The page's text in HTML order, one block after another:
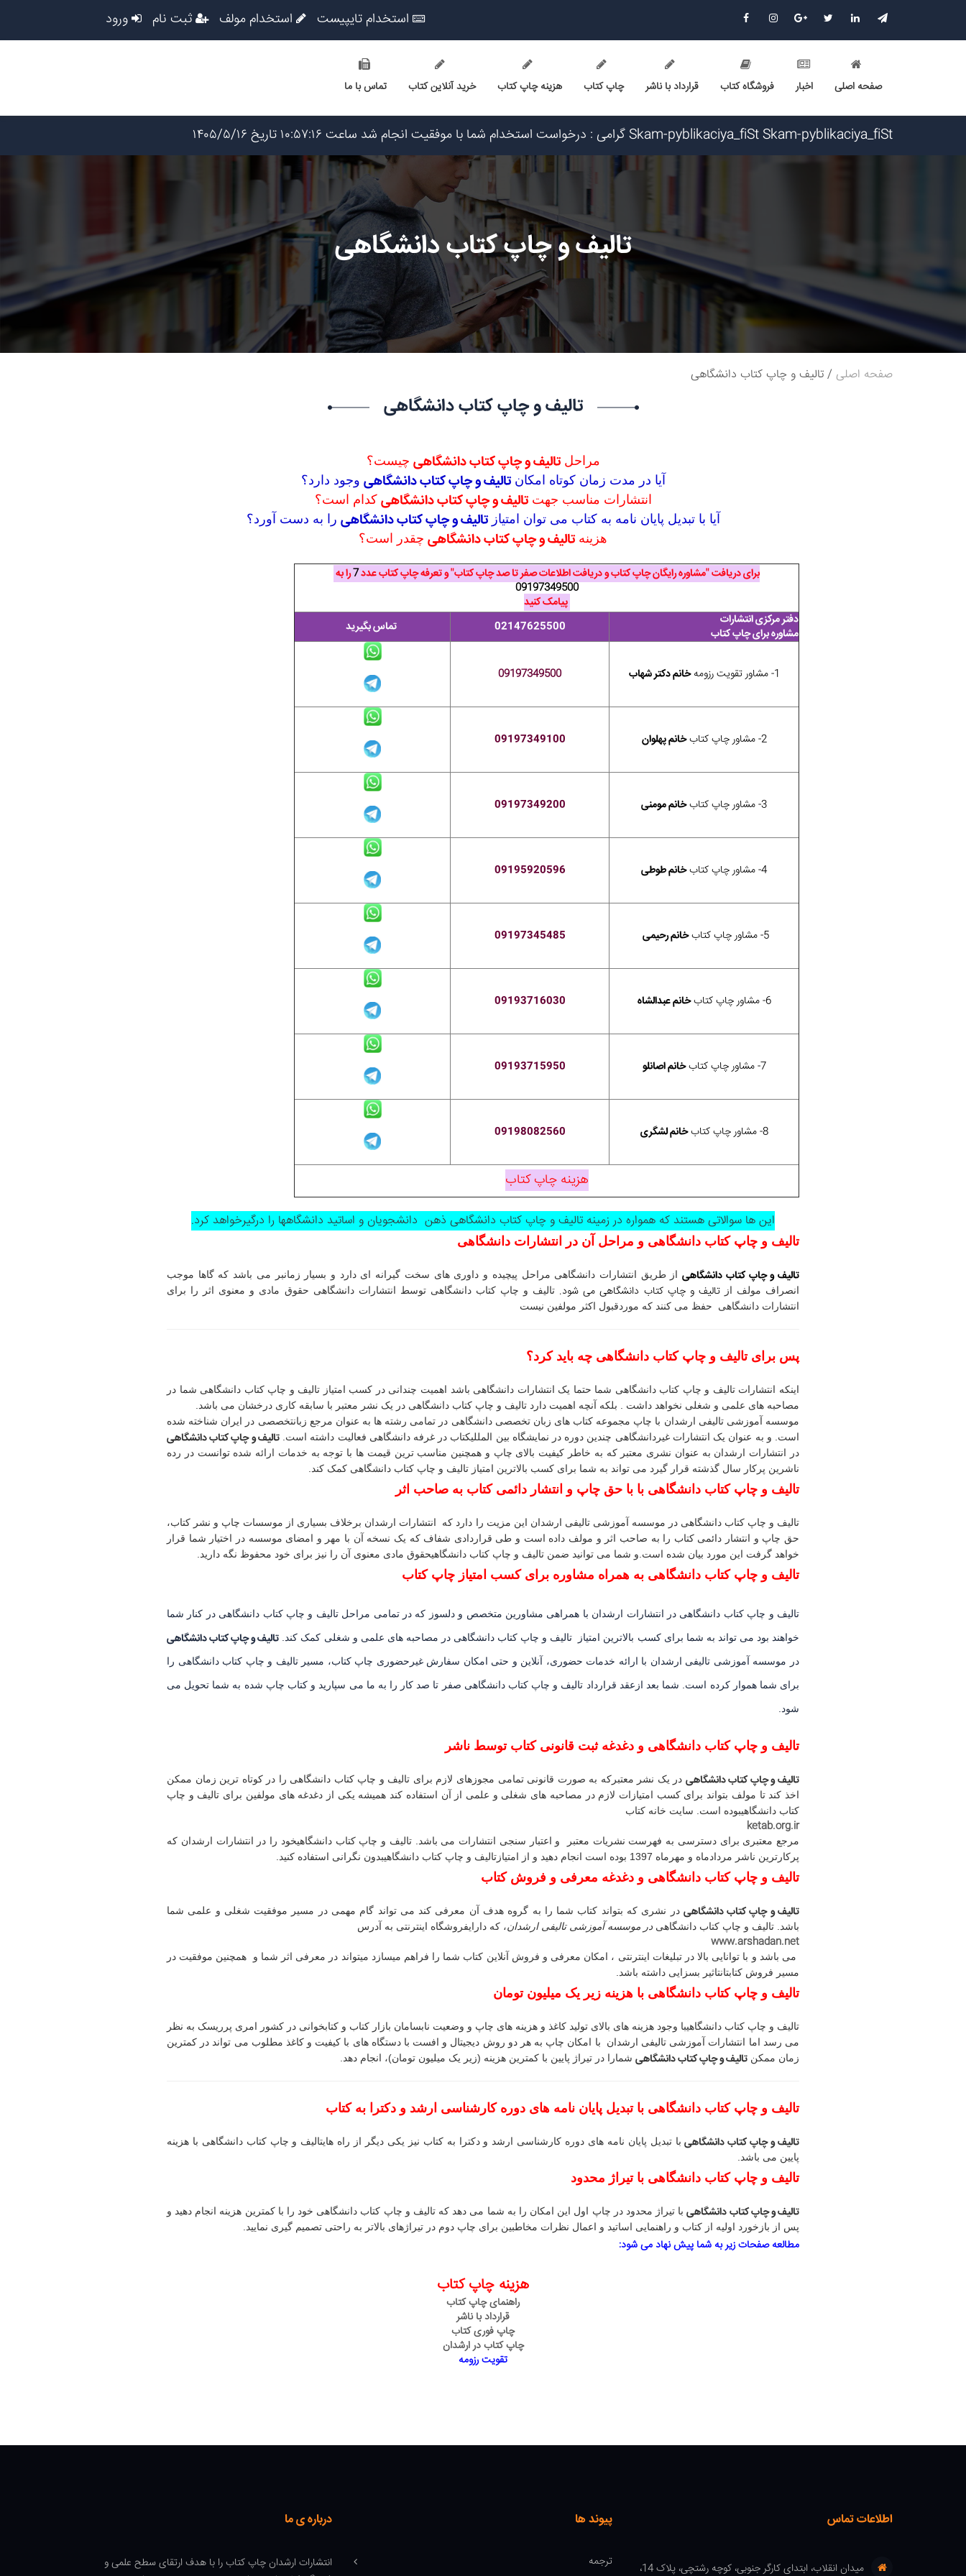
استخدام تایپیست استخدام مولف ثبت نام ورود
صفحه اصلی اخبار فروشگاه کتاب قرارداد با ناشر چاپ کتاب هزینه چاپ کتاب خرید آنلاین کتاب تماس با ما
Skam-pyblikaciya_fiSt Skam-pyblikaciya_fiSt گرامی : درخواست استخدام شما با موفقیت انجام شد ساعت ۱۰:۵۷:۱۶ تاریخ ۱۴۰۵/۵/۱۶
Narkolog na dom_ziOa Narkolog na dom_ziOa گرامی : درخواست استخدام شما با موفقیت انجام شد ساعت ۵:۱۴:۲۱ تاریخ ۱۴۰۵/۵/۱۶
Narkolog na dom_zzsr Narkolog na dom_zzsr گرامی : درخواست استخدام شما با موفقیت انجام شد ساعت ۳:۴۸:۵۴ تاریخ ۱۴۰۵/۵/۱۶
Narkolog na dom_ouOn Narkolog na dom_ouOn گرامی : درخواست استخدام شما با موفقیت انجام شد ساعت ۳:۱۶:۴۱ تاریخ ۱۴۰۵/۵/۱۶
Narkolog na dom_fpma Narkolog na dom_fpma گرامی : درخواست استخدام شما با موفقیت انجام شد ساعت ۲۳:۳۴:۴۶ تاریخ ۱۴۰۵/۵/۱۵
Narkolog na dom_znmi Narkolog na dom_znmi گرامی : درخواست استخدام شما با موفقیت انجام شد ساعت ۱۹:۴:۵۵ تاریخ ۱۴۰۵/۵/۱۵
Narkolog na dom_ujPi Narkolog na dom_ujPi گرامی : درخواست استخدام شما با موفقیت انجام شد ساعت ۱۹:۰:۳ تاریخ ۱۴۰۵/۵/۱۵
avet mirakyan_fxet avet mirakyan_fxet گرامی : درخواست استخدام شما با موفقیت انجام شد ساعت ۱۶:۴۴:۵۳ تاریخ ۱۴۰۵/۵/۱۶
تالیف و چاپ کتاب دانشگاهی
صفحه اصلی تالیف و چاپ کتاب دانشگاهی
تالیف و چاپ کتاب دانشگاهی
مراحلتالیف و چاپ کتاب دانشگاهی چیست؟
آیا در مدت زمان کوتاه امکانتالیف و چاپ کتاب دانشگاهی وجود دارد؟
انتشارات مناسب جهتتالیف و چاپ کتاب دانشگاهی کدام است؟
آیا با تبدیل پایان نامه به کتاب می توان امتیازتالیف و چاپ کتاب دانشگاهی را به دست آورد؟
هزینهتالیف و چاپ کتاب دانشگاهی چقدر است؟
برای دریافت "مشاوره رایگان چاپ کتاب و دریافت اطلاعات صفر تا صد چاپ کتاب" و تعرفه چاپ کتاب عدد7را به
09197349500
پیامک کنید
دفتر مرکزی انتشارات
مشاوره برای چاپ کتاب
02147625500 تماس بگیرید
1- مشاور تقویت رزومه خانم دکتر شهاب 09197349500
2- مشاور چاپ کتاب خانم پهلوان 09197349100
3- مشاور چاپ کتاب خانم مومنی 09197349200
4- مشاور چاپ کتاب خانم طوطی 09195920596
5- مشاور چاپ کتاب خانم رحیمی 09197345485
6- مشاور چاپ کتاب خانم عبدالشاه 09193716030
7- مشاور چاپ کتاب خانم اصانلو 09193715950
8- مشاور چاپ کتاب خانم لشگری 09198082560
هزینه چاپ کتاب
این ها سوالاتی هستند که همواره در زمینه تالیف و چاپ کتاب دانشگاهی ذهن دانشجویان و اساتید دانشگاه­ها را درگیرخواهد کرد.
تالیف و چاپ کتاب دانشگاهی و مراحل آن در انتشارات دانشگاهی
تالیف و چاپ کتاب دانشگاهیاز طریق انتشارات دانشگاهی مراحل پیچیده و داوری های سخت گیرانه ای دارد و بسیار زمانبر می باشد که گاها موجب
انصراف مولف ازتالیف و چاپ کتاب دانشگاهی می شود. تالیف و چاپ کتاب دانشگاهی توسط انتشارات دانشگاهی حقوق مادی و معنوی اثر را برای
انتشارات دانشگاهی حفظ می کنند که موردقبول اکثر مولفین نیست
پس برای تالیف و چاپ کتاب دانشگاهی چه باید کرد؟
اینکه انتشارات تالیف و چاپ کتاب دانشگاهی شما حتما یک انتشارات دانشگاهی باشد اهمیت چندانی در کسب امتیاز تالیف و چاپ کتاب دانشگاهی شما در
مصاحبه های علمی و شغلی نخواهد داشت . بلکه آنچه اهمیت دارد تالیف و چاپ کتاب دانشگاهی در یک نشر معتبر با سابقه کاری درخشان می باشد.
موسسه آموزشی تالیفی ارشدان با چاپ مجموعه کتاب های زبان تخصصی دانشگاهی در تمامی رشته ها به عنوان مرجع زبانتخصصی در ایران شناخته شده
است. و به عنوان یک انتشارات غیردانشگاهی چندین دوره در نمایشگاه بین المللیکتاب در غرفه دانشگاهی فعالیت داشته است.تالیف و چاپ کتاب دانشگاهی
در انتشارات ارشدان به عنوان نشری معتبر که به خاطر کیفیت بالای چاپ و همچنین مناسب ترین قیمت ها با توجه به خدمات ارائه شده توانست در رده
ناشرین پرکار سال گذشته قرار گیرد می تواند به شما برای کسب بالاترین امتیاز تالیف و چاپ کتاب دانشگاهی کمک کند.
تالیف و چاپ کتاب دانشگاهی با با حق چاپ و انتشار دائمی کتاب به صاحب اثر
تالیف و چاپ کتاب دانشگاهی در موسسه آموزشی تالیفی ارشدان این مزیت را دارد که انتشارات ارشدان برخلاف بسیاری از موسسات چاپ و نشر کتاب،
حق چاپ و انتشار دائمی کتاب را به صاحب اثر و مولف داده است و طی قراردادی شفاف که یک نسخه آن با مهر و امضای موسسه در اختیار شما قرار
خواهد گرفت این مورد بیان شده است.و شما می توانید ضمن تالیف و چاپ کتاب دانشگاهیحقوق مادی معنوی آن را نیز برای خود محفوظ نگه دارید.
تالیف و چاپ کتاب دانشگاهی به همراه مشاوره برای کسب امتیاز چاپ کتاب
تالیف و چاپ کتاب دانشگاهی در انتشارات ارشدان با همراهی مشاورین متخصص و دلسوز که در تمامی مراحل تالیف و چاپ کتاب دانشگاهی در کنار شما
خواهند بود می تواند به شما برای کسب بالاترین امتیاز تالیف و چاپ کتاب دانشگاهی در مصاحبه های علمی و شغلی کمک کند. تالیف و چاپ کتاب دانشگاهی
در موسسه آموزشی تالیفی ارشدان با ارائه خدمات حضوری، آنلاین و حتی امکان سفارش غیرحضوری چاپ کتاب، مسیر تالیف و چاپ کتاب دانشگاهی را
برای شما هموار کرده است. شما بعد ازعقد قرارداد تالیف و چاپ کتاب دانشگاهی صفر تا صد کار را به ما می سپارید و کتاب چاپ شده به شما تحویل می
شود.
تالیف و چاپ کتاب دانشگاهی و دغدغه ثبت قانونی کتاب توسط ناشر
تالیف و چاپ کتاب دانشگاهی در یک نشر معتبرکه به صورت قانونی تمامی مجوزهای لازم برای تالیف و چاپ کتاب دانشگاهی را در کوتاه ترین زمان ممکن
اخذ کند تا مولف بتواند برای کسب امتیازات لازم در مصاحبه های شغلی و علمی از آن استفاده کند همیشه یکی از دغدغه های مولفین برای تالیف و چاپ
کتاب دانشگاهیبوده است. سایت خانه کتاب
ketab.org.ir
مرجع معتبری برای دسترسی به فهرست نشریات معتبر و اعتبار سنجی انتشارات می باشد.تالیف و چاپ کتاب دانشگاهیخود را در انتشارات ارشدان که
پرکارترین ناشر مردادماه و مهرماه 1397 بوده است انجام دهید و از امتیاز
تالیف و چاپ کتاب دانشگاهیبدون نگرانی استفاده کنید.
تالیف و چاپ کتاب دانشگاهی و دغدغه معرفی و فروش کتاب
تالیف و چاپ کتاب دانشگاهی در نشری که بتواند کتاب شما را به گروه هدف آن معرفی کند می تواند گام مهمی در مسیر موفقیت شغلی و علمی شما
باشد. تالیف و چاپ کتاب دانشگاهی در موسسه آموزشی تالیفی ارشدان، که دارایفروشگاه اینترنتی به آدرس
www.arshadan.net
می­ باشد و با توانایی بالا در تبلیغات اینترنتی ، امکان معرفی و فروش آنلاین کتاب شما را فراهم می­سازد می­تواند در معرفی اثر شما و همچنین موفقیت در
مسیر فروش کتابتانتاثیر بسزایی داشته باشد.
تالیف و چاپ کتاب دانشگاهی با هزینه زیر یک میلیون تومان
تالیف و چاپ کتاب دانشگاهیبا وجود هزینه های بالای تولید کاغذ و هزینه های چاپ و وضعیت نابسامان بازار کتاب و کتابخوانی در کشور امری پرریسک به نظر
می رسد اما انتشارات آموزشی تالیفی ارشدان با امکان چاپ به هر دو روش دیجیتال و افست با دستگاه های با کیفیت و کاغذ مطلوب می تواند در کمترین
زمان ممکن تالیف و چاپ کتاب دانشگاهی شمارا در تیراژ پایین با کمترین هزینه (زیر یک میلیون تومان)، انجام دهد.
تالیف و چاپ کتاب دانشگاهی با تبدیل پایان نامه های دوره کارشناسی ارشد و دکترا به کتاب
تالیف و چاپ کتاب دانشگاهیبا تبدیل پایان نامه های دوره کارشناسی ارشد و دکترا به کتاب نیز یکی دیگر از راه هایتالیف و چاپ کتاب دانشگاهی با هزینه
پایین می باشد.
تالیف و چاپ کتاب دانشگاهی با تیراژ محدود
تالیف و چاپ کتاب دانشگاهیبا تیراژ محدود در چاپ اول این امکان را به شما می دهد که تالیف و چاپ کتاب دانشگاهی خود را با کمترین هزینه انجام دهید و
پس از بازخورد اولیه از کتاب و راهنمایی اساتید و اعمال نظرات مخاطبین برای چاپ دوم در تیراژهای بالاتر به راحتی تصمیم گیری نمایید.
مطالعه صفحات زیر به شما پیش نهاد می شود:
هزینه چاپ کتاب
راهنمای چاپ کتاب
قرارداد با ناشر
چاپ فوری کتاب
چاپ کتاب در ارشدان
تقویت رزومه
اطلاعات تماس
میدان انقلاب، ابتدای کارگر جنوبی، کوچه رشتچی، پلاک 14،
پیوند ها
ترجمه
درباره ی ما
انتشارات ارشدان چاپ کتاب را با هدف ارتقای سطح علمی و